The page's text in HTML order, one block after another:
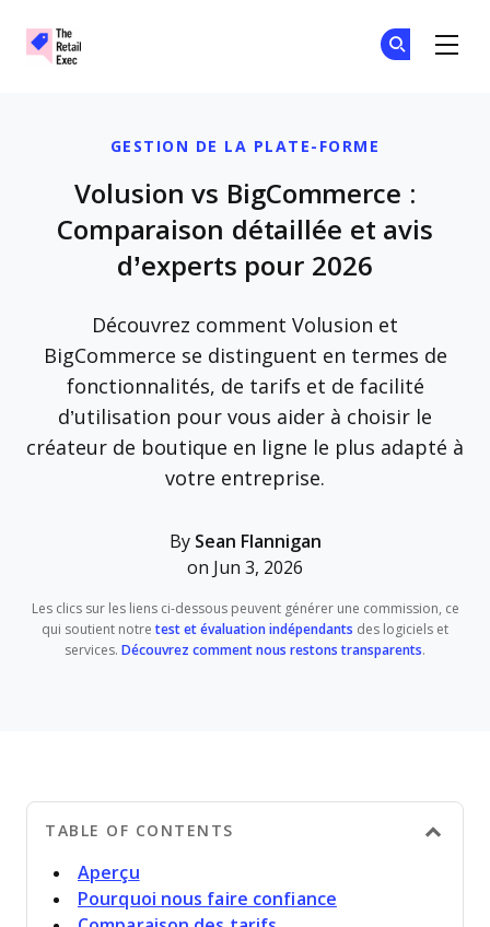
GESTION DE LA PLATE-FORME
Volusion vs BigCommerce :
Comparaison détaillée et avis
d’experts pour 2026
Découvrez comment Volusion et
BigCommerce se distinguent en termes de
fonctionnalités, de tarifs et de facilité
d’utilisation pour vous aider à choisir le
créateur de boutique en ligne le plus adapté à
votre entreprise.
By Sean Flannigan
on Jun 3, 2026
Les clics sur les liens ci-dessous peuvent générer une commission, ce
qui soutient notre test et évaluation indépendants des logiciels et
services. Découvrez comment nous restons transparents.
TABLE OF CONTENTS
Aperçu
Pourquoi nous faire confiance